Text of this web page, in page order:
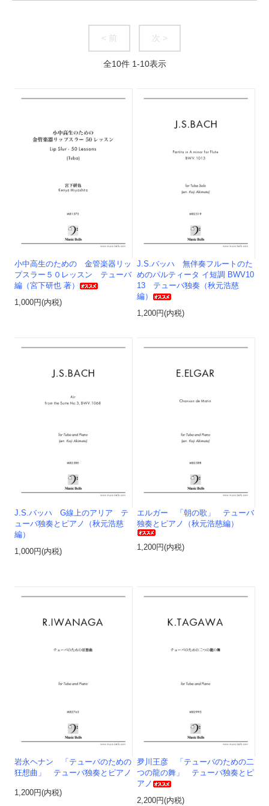
< 前 次 >
全10件 1-10表示
小中高生のための 金管楽器リッ
プスラー５０レッスン テューバ
編（宮下研也 著）
1,000円(内税)
J.S.バッハ 無伴奏フルートのた
めのパルティータ イ短調 BWV10
13 テューバ独奏（秋元浩慈
編）
1,200円(内税)
J.S.バッハ G線上のアリア テ
ューバ独奏とピアノ（秋元浩慈
編）
1,000円(内税)
エルガー 「朝の歌」 テューバ
独奏とピアノ（秋元浩慈編）
1,200円(内税)
岩永ヘナン 「テューバのための
狂想曲」 テューバ独奏とピアノ
1,200円(内税)
夛川王彦 「テューバのための二
つの龍の舞」 テューバ独奏とピ
アノ
2,200円(内税)